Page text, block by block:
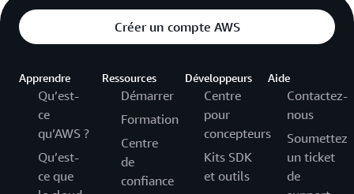
Créer un compte AWS
Apprendre
Qu’est-
ce
qu’AWS ?
Qu’est-
ce que
Ressources
Démarrer
Formation
Centre
de
confiance
Développeurs
Centre
pour
concepteurs
Kits SDK
et outils
Aide
Contactez-
nous
Soumettez
un ticket
de